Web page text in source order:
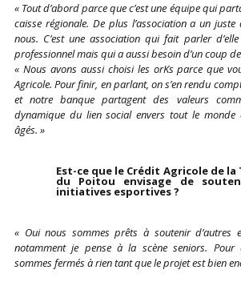
« Tout d’abord parce que c’est une équipe qui
caisse régionale. De plus l’association a un
nous. C’est une association qui fait parler
professionnel mais qui a aussi besoin d’un coup
« Nous avons aussi choisi les orKs parce que
Agricole.Pour finir, en parlant, on s’en rendu
et notre banque partagent des valeurs
dynamique du lien social envers tout le monde
âgés. »
Est-ce que le Crédit Agricole de
du Poitou envisage de
initiatives esportives ?
« Oui nous sommes prêts à soutenir d’autres
notamment je pense à la scène seniors. Pour
sommes fermés à rien tant que le projet est bien